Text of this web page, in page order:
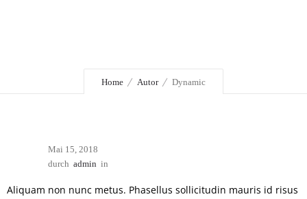
Home Autor Dynamic
Mai 15, 2018
durch admin in
Aliquam non nunc metus. Phasellus sollicitudin mauris id risus